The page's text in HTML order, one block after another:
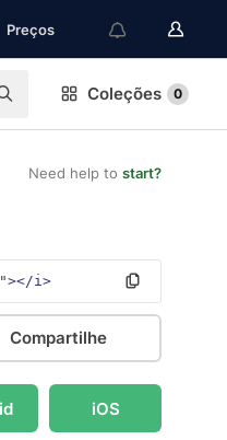
Preços
Coleções 0
Need help to start?
></i>
Compartilhe
iOS